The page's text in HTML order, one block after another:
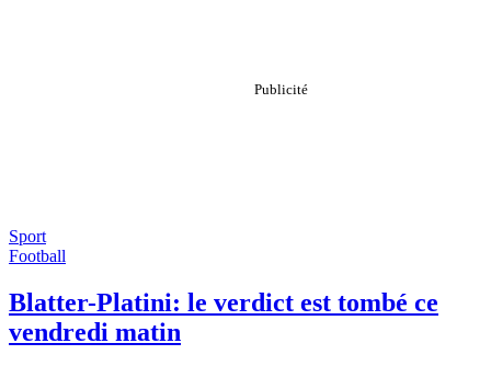
Sport
Football
Blatter-Platini: le verdict est tombé ce
vendredi matin